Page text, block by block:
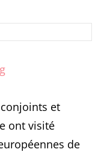
et
ont visité
de